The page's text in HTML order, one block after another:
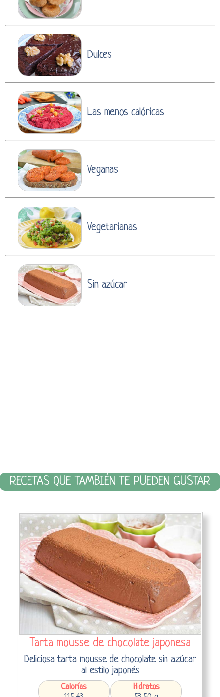
Dulces
Las menos calóricas
Veganas
Vegetarianas
Sin azúcar
RECETAS QUE TAMBIÉN TE PUEDEN GUSTAR
Tarta mousse de chocolate japonesa
Deliciosa tarta mousse de chocolate sin azúcar
al estilo japonés
Calorías
Hidratos